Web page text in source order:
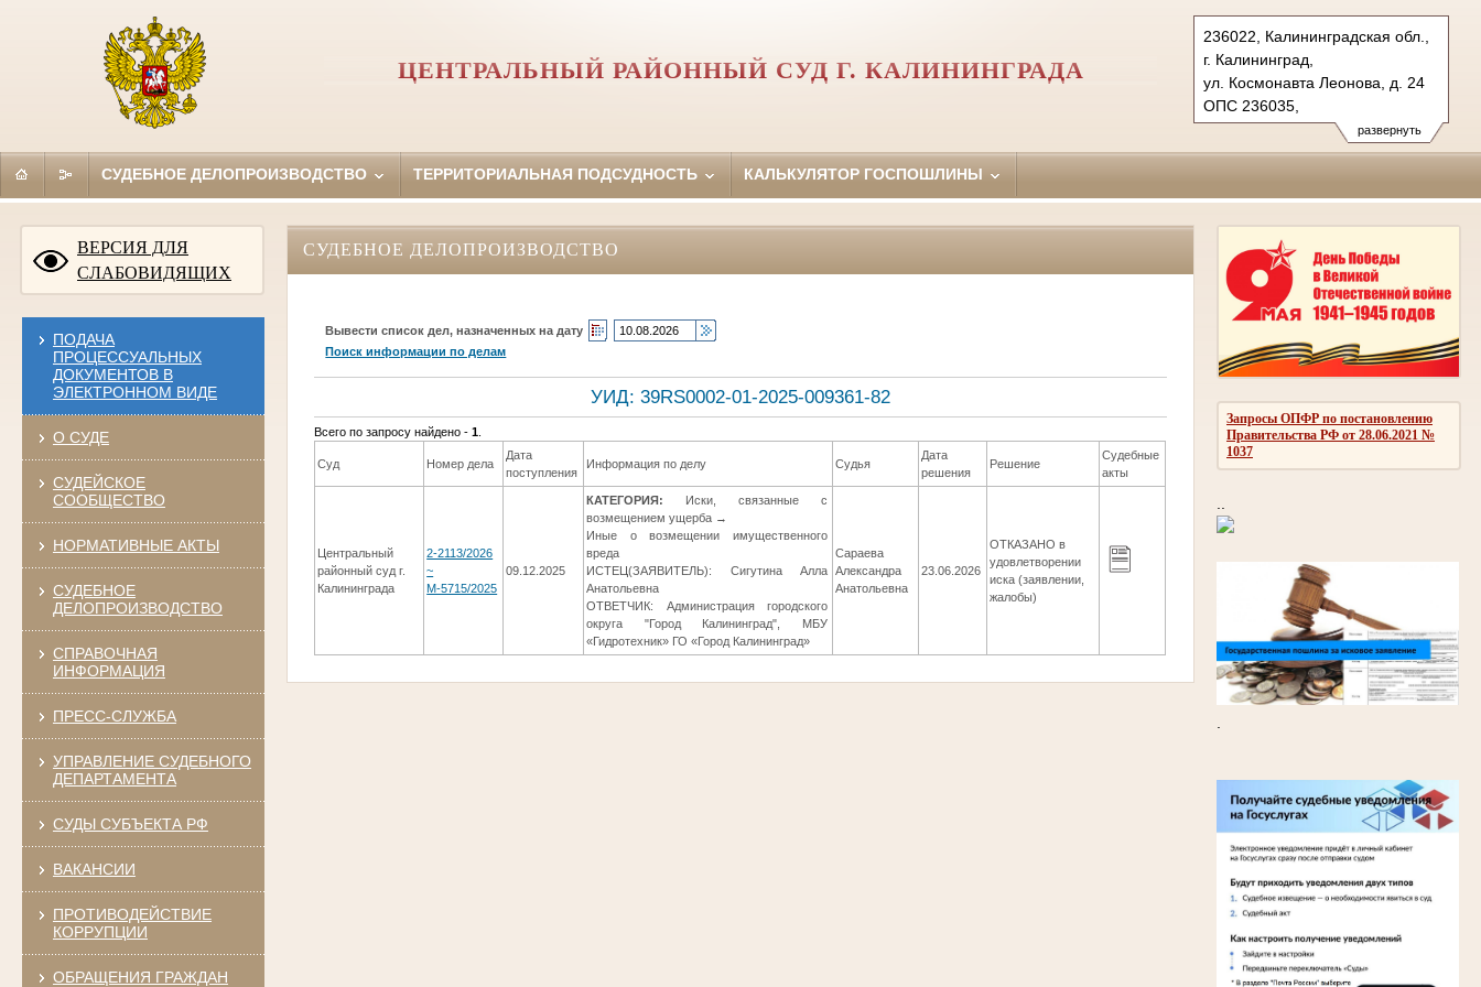
развернуть
236022, Калининградская обл.,
г. Калининград,
ул. Космонавта Леонова, д. 24
ОПС 236035,
бокс № 5061 г. Калининград (для
Тел.: (4012) 99-77-41,
centralny.kln@sudrf.ru
ЦЕНТРАЛЬНЫЙ РАЙОННЫЙ СУД Г. КАЛИНИНГРАДА
СУДЕБНОЕ ДЕЛОПРОИЗВОДСТВО ТЕРРИТОРИАЛЬНАЯ ПОДСУДНОСТЬ КАЛЬКУЛЯТОР ГОСПОШЛИНЫ
ВЕРСИЯ ДЛЯ
СЛАБОВИДЯЩИХ
ПОДАЧА
ПРОЦЕССУАЛЬНЫХ
ДОКУМЕНТОВ В
ЭЛЕКТРОННОМ ВИДЕ
О СУДЕ
СУДЕЙСКОЕ
СООБЩЕСТВО
НОРМАТИВНЫЕ АКТЫ
СУДЕБНОЕ
ДЕЛОПРОИЗВОДСТВО
СПРАВОЧНАЯ
ИНФОРМАЦИЯ
ПРЕСС-СЛУЖБА
УПРАВЛЕНИЕ СУДЕБНОГО
ДЕПАРТАМЕНТА
СУДЫ СУБЪЕКТА РФ
ВАКАНСИИ
ПРОТИВОДЕЙСТВИЕ
КОРРУПЦИИ
ОБРАЩЕНИЯ ГРАЖДАН
Запросы ОПФР по постановлению
Правительства РФ от 28.06.2021 №
1037
СУДЕБНОЕ ДЕЛОПРОИЗВОДСТВО
Вывести список дел, назначенных на дату
Поиск информации по делам
УИД: 39RS0002-01-2025-009361-82
Всего по запросу найдено -1
Суд Номер дела
Дата
поступления
Информация по делу Судья
Дата
решения
Решение
Судебные
акты
Центральный
районный суд г.
Калининграда
2-2113/2026
~
М-5715/2025
09.12.2025
КАТЕГОРИЯ: Иски, связанные с
возмещением ущерба →
Иные о возмещении имущественного
вреда
ИСТЕЦ(ЗАЯВИТЕЛЬ): Сигутина Алла
Анатольевна
ОТВЕТЧИК: Администрация городского
округа "Город Калининград", МБУ
«Гидротехник» ГО «Город Калининград»
Сараева
Александра
Анатольевна
23.06.2026
ОТКАЗАНО в
удовлетворении
иска (заявлении,
жалобы)